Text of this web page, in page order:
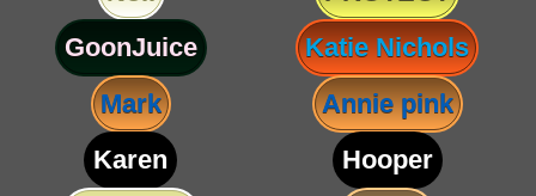
GoonJuice
Katie Nichols
Mark
Annie pink
Karen
Hooper